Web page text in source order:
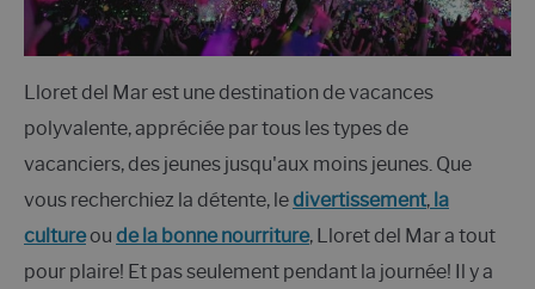
Lloret del Mar est une destination de vacances
polyvalente, appréciée par tous les types de
vacanciers, des jeunes jusqu'aux moins jeunes. Que
vous recherchiez la détente, ledivertissement, la
cultureou de la bonne nourriture, Lloret del Mar a tout
pour plaire! Et pas seulement pendant la journée! Il y a